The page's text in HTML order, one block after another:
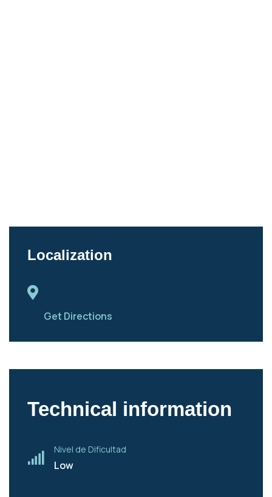
Localization
Get Directions
Technical information
Nivel de Dificultad
Low